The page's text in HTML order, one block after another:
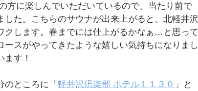
方に楽しんでいただいているので、当たり前で
た。こちらのサウナが出来上がると、北軽井沢
クします。春までには仕上がるかなぁ…と思って
スがやってきたような嬉しい気持ちになりまし
す！
ところに「 軽井沢倶楽部 ホテル１１３０ 」と